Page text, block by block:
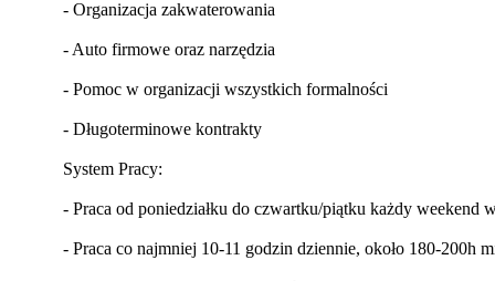
- Organizacja zakwaterowania
- Auto firmowe oraz narzędzia
- Pomoc w organizacji wszystkich formalności
- Długoterminowe kontrakty
System Pracy:
- Praca od poniedziałku do czwartku/piątku każdy weekend
- Praca co najmniej 10-11 godzin dziennie, około 180-200h